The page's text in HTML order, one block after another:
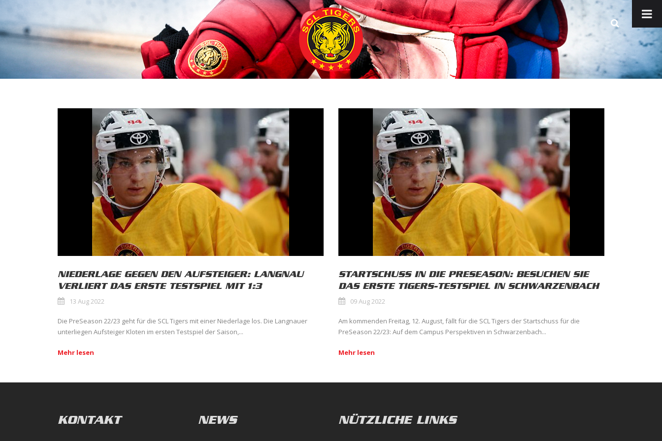
NIEDERLAGE GEGEN DEN AUFSTEIGER: LANGNAU
VERLIERT DAS ERSTE TESTSPIEL MIT 1:3
13 Aug 2022
Die PreSeason 22/23 geht für die SCL Tigers mit einer Niederlage los. Die Langnauer
unterliegen Aufsteiger Kloten im ersten Testspiel der Saison,...
Mehr lesen
STARTSCHUSS IN DIE PRESEASON: BESUCHEN SIE
DAS ERSTE TIGERS-TESTSPIEL IN SCHWARZENBACH
09 Aug 2022
Am kommenden Freitag, 12. August, fällt für die SCL Tigers der Startschuss für die
PreSeason 22/23: Auf dem Campus Perspektiven in Schwarzenbach...
Mehr lesen
KONTAKT NEWS NÜTZLICHE LINKS